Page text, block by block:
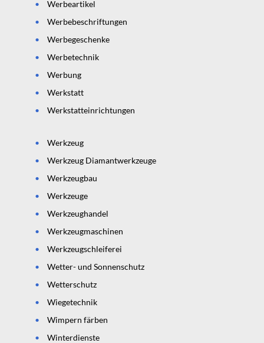
Werbeartikel
Werbebeschriftungen
Werbegeschenke
Werbetechnik
Werbung
Werkstatt
Werkstatteinrichtungen
Werkzeug
Werkzeug Diamantwerkzeuge
Werkzeugbau
Werkzeuge
Werkzeughandel
Werkzeugmaschinen
Werkzeugschleiferei
Wetter- und Sonnenschutz
Wetterschutz
Wiegetechnik
Wimpern färben
Winterdienste